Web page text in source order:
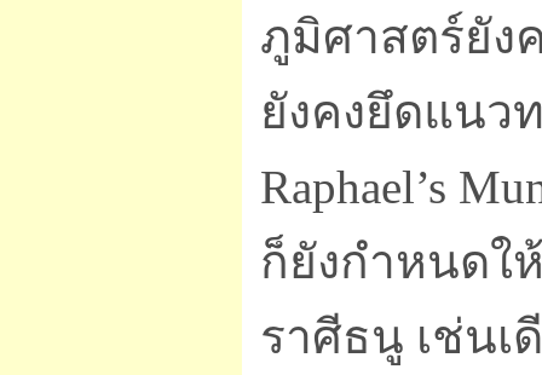
ภูมิศาสตร์ยัง
ยังคงยึดแนว
Raphael’s
ก็ยังกำหนดใ
ราศีธนู เช่นเ